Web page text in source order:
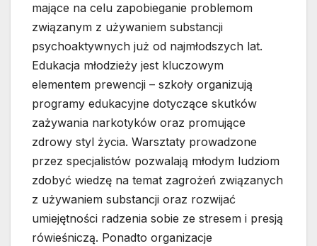
mające na celu zapobieganie problemom
związanym z używaniem substancji
psychoaktywnych już od najmłodszych lat.
Edukacja młodzieży jest kluczowym
elementem prewencji – szkoły organizują
programy edukacyjne dotyczące skutków
zażywania narkotyków oraz promujące
zdrowy styl życia. Warsztaty prowadzone
przez specjalistów pozwalają młodym ludziom
zdobyć wiedzę na temat zagrożeń związanych
z używaniem substancji oraz rozwijać
umiejętności radzenia sobie ze stresem i presją
rówieśniczą. Ponadto organizacje